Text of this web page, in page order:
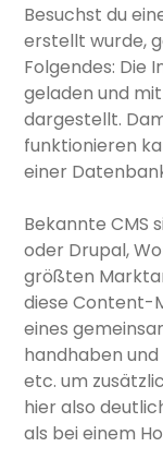
Besuchst du
erstellt wurde,
Folgendes: Die
geladen und
dargestellt.
funktionieren
einer
Bekannte CMS
oder Drupal,
größten
diese Content-
eines
handhaben und
etc. um
hier also
als bei einem